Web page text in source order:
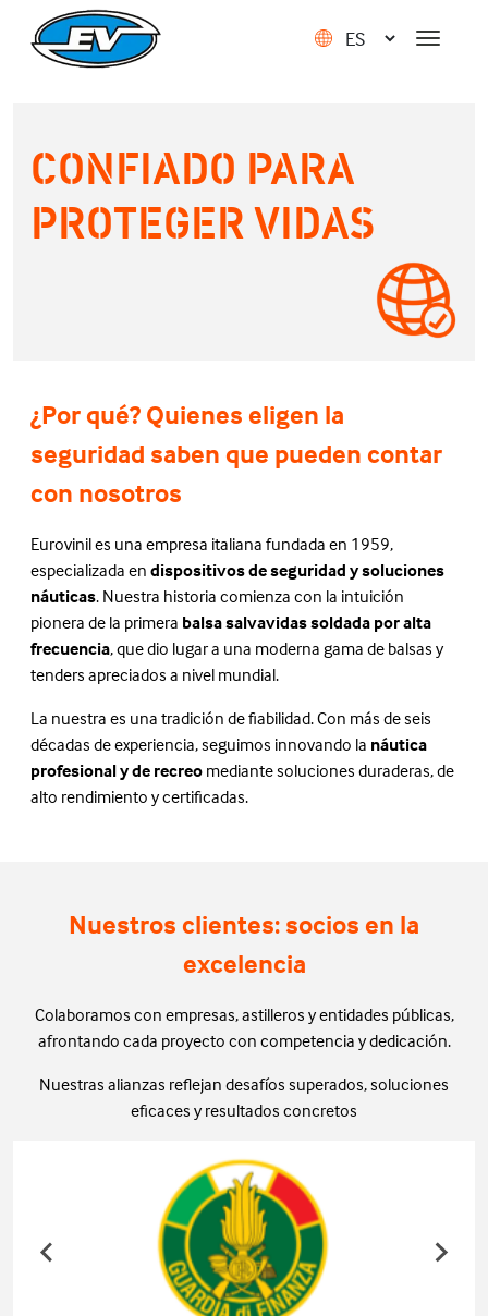
CONFIADO PARA
PROTEGER VIDAS
¿Por qué? Quienes eligen la
seguridad saben que pueden contar
con nosotros
Eurovinil es una empresa italiana fundada en 1959,
especializada en dispositivos de seguridad y soluciones
náuticas. Nuestra historia comienza con la intuición
pionera de la primera balsa salvavidas soldada por alta
frecuencia, que dio lugar a una moderna gama de balsas y
tenders apreciados a nivel mundial.
La nuestra es una tradición de fiabilidad. Con más de seis
décadas de experiencia, seguimos innovando la náutica
profesional y de recreo mediante soluciones duraderas, de
alto rendimiento y certificadas.
Nuestros clientes: socios en la
excelencia
Colaboramos con empresas, astilleros y entidades públicas,
afrontando cada proyecto con competencia y dedicación.
Nuestras alianzas reflejan desafíos superados, soluciones
eficaces y resultados concretos